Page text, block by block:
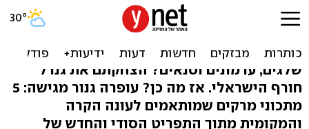
רמטכ"ל חורף: 5 מתכוני
שלגים, ערמונים וסנאים? הצחקתם את גנרל
חורף הישראלי. אז מה כן? עופרה גנור מגישה: 5
מתכוני מרקים שמותאמים לעונה הקרה
והמקומית מתוך התפריט הסודי והחדש של